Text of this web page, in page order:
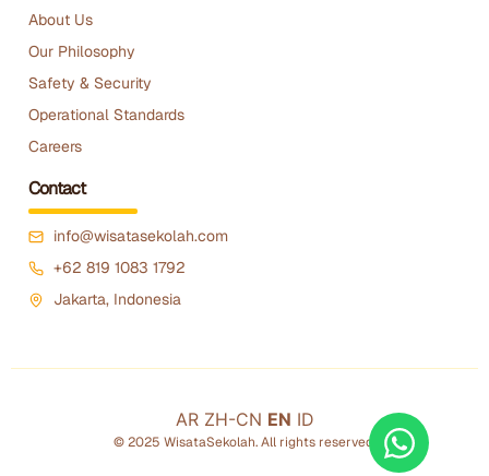
About Us
Our Philosophy
Safety & Security
Operational Standards
Careers
Contact
info@wisatasekolah.com
+62 819 1083 1792
Jakarta, Indonesia
© 2025 WisataSekolah. All rights reserved.
AR ZH-CN EN ID